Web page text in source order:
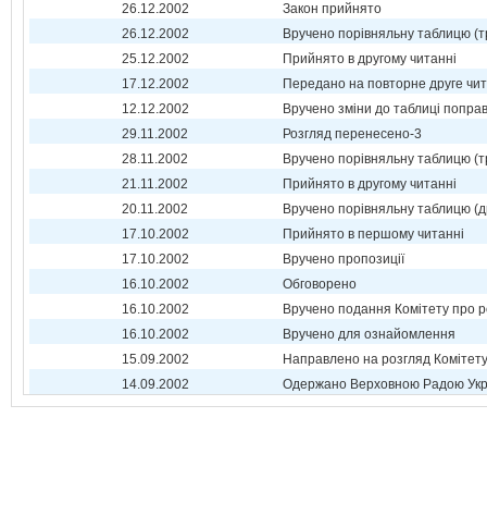
26.12.2002
Закон прийнято
26.12.2002
Вручено порівняльну таблицю
25.12.2002
Прийнято в другому читанні
17.12.2002
Передано на повторне друге
12.12.2002
Вручено зміни до таблиці
29.11.2002
Розгляд перенесено-3
28.11.2002
Вручено порівняльну таблицю
21.11.2002
Прийнято в другому читанні
20.11.2002
Вручено порівняльну таблицю
17.10.2002
Прийнято в першому читанні
17.10.2002
Вручено пропозиції
16.10.2002
Обговорено
16.10.2002
Вручено подання Комітету про
16.10.2002
Вручено для ознайомлення
15.09.2002
Направлено на розгляд Комітету
14.09.2002
Одержано Верховною Радою